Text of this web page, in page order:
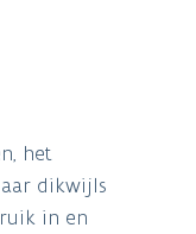
het
dikwijls
in en